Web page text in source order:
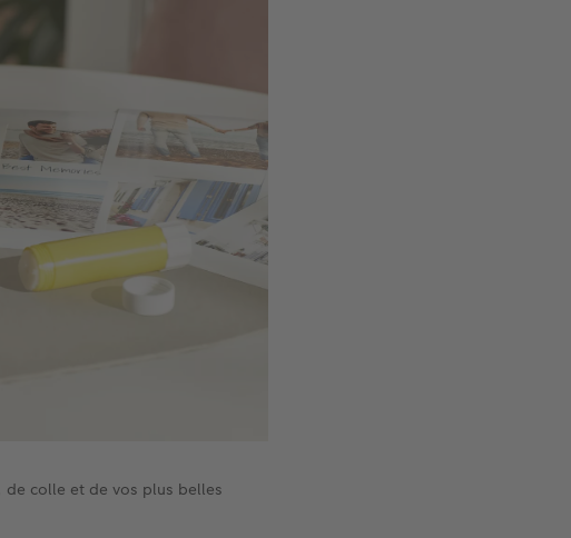
colle et de vos plus belles